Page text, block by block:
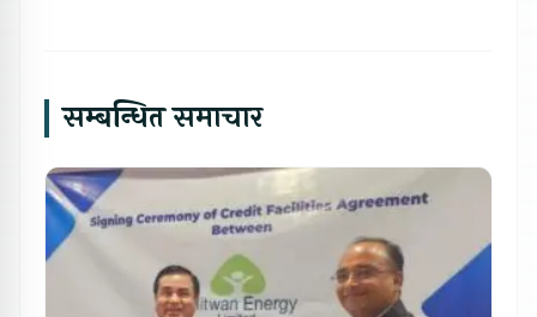
सम्बन्धित समाचार